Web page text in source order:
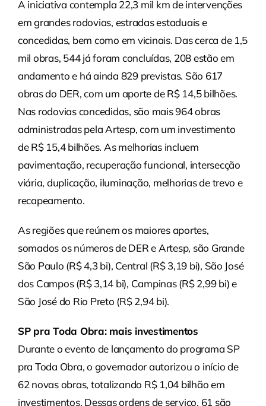
A iniciativa contempla 22,3 mil km de intervenções
em grandes rodovias, estradas estaduais e
concedidas, bem como em vicinais. Das cerca de 1,5
mil obras, 544 já foram concluídas, 208 estão em
andamento e há ainda 829 previstas. São 617
obras do DER, com um aporte de R$ 14,5 bilhões.
Nas rodovias concedidas, são mais 964 obras
administradas pela Artesp, com um investimento
de R$ 15,4 bilhões. As melhorias incluem
pavimentação, recuperação funcional, intersecção
viária, duplicação, iluminação, melhorias de trevo e
recapeamento.
As regiões que reúnem os maiores aportes,
somados os números de DER e Artesp, são Grande
São Paulo (R$ 4,3 bi), Central (R$ 3,19 bi), São José
dos Campos (R$ 3,14 bi), Campinas (R$ 2,99 bi) e
São José do Rio Preto (R$ 2,94 bi).
SP pra Toda Obra: mais investimentos
Durante o evento de lançamento do programa SP
pra Toda Obra, o governador autorizou o início de
62 novas obras, totalizando R$ 1,04 bilhão em
investimentos. Dessas ordens de serviço, 61 são